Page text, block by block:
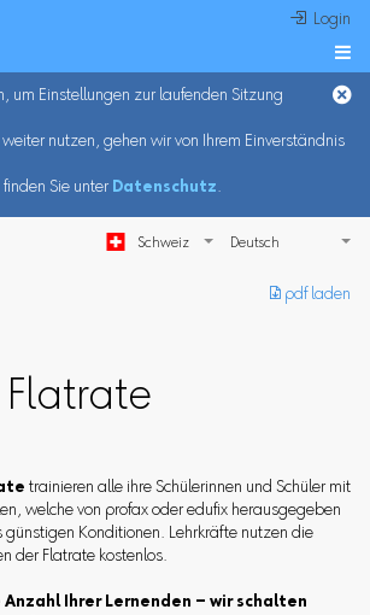
 Login

um Einstellungen zur laufenden Sitzung
nutzen, gehen wir von Ihrem Einverständnis
Sie unter Datenschutz.
Schweiz
︎ pdf laden
Flatrate
trainieren alle ihre Schülerinnen und Schüler mit
welche von profax oder edufix herausgegeben
Konditionen. Lehrkräfte nutzen die
der Flatrate kostenlos.
Anzahl Ihrer Lernenden – wir schalten